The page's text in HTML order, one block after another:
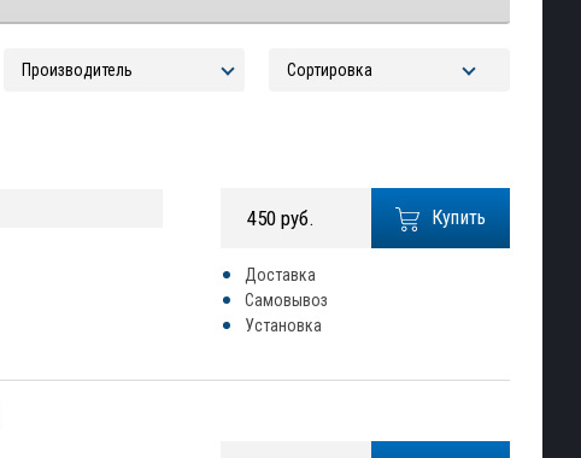
Купить
450 руб.
Доставка
Самовывоз
Установка